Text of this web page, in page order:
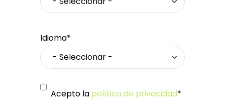
Idioma*
Acepto la política de privacidad*